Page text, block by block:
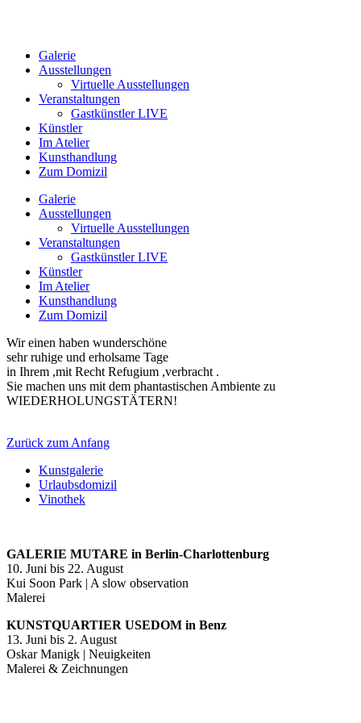
Galerie
Ausstellungen
Virtuelle Ausstellungen
Veranstaltungen
Gastkünstler LIVE
Künstler
Im Atelier
Kunsthandlung
Zum Domizil
Galerie
Ausstellungen
Virtuelle Ausstellungen
Veranstaltungen
Gastkünstler LIVE
Künstler
Im Atelier
Kunsthandlung
Zum Domizil
Wir einen haben wunderschöne
sehr ruhige und erholsame Tage
in Ihrem ,mit Recht Refugium ,verbracht .
Sie machen uns mit dem phantastischen Ambiente zu
WIEDERHOLUNGSTÄTERN!
Zurück zum Anfang
Kunstgalerie
Urlaubsdomizil
Vinothek
GALERIE MUTARE in Berlin-Charlottenburg
10. Juni bis 22. August
Kui Soon Park | A slow observation
Malerei
KUNSTQUARTIER USEDOM in Benz
13. Juni bis 2. August
Oskar Manigk | Neuigkeiten
Malerei & Zeichnungen